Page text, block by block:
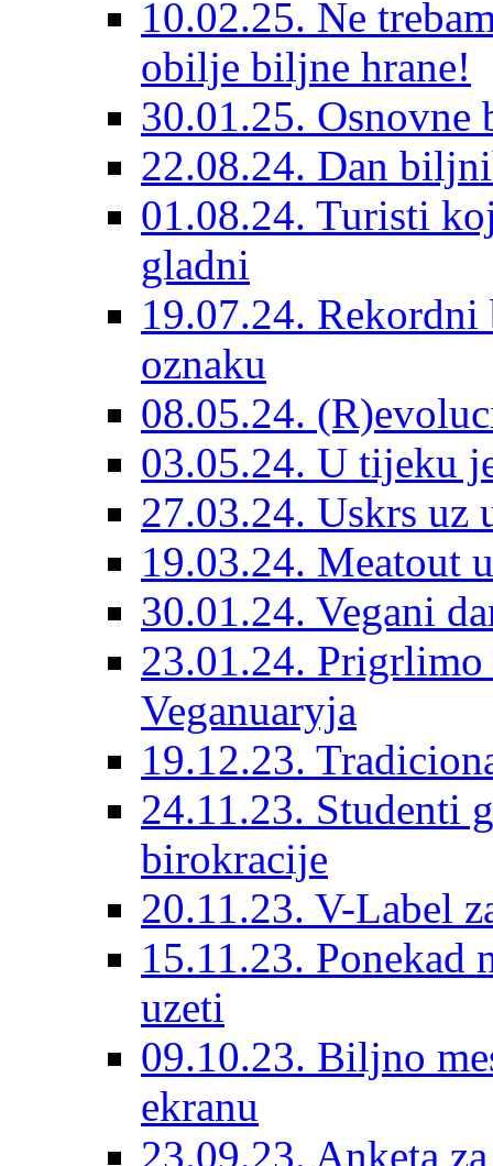
10.02.25. Ne
obilje biljne hrane!
30.01.25. Osnovne
22.08.24. Dan
01.08.24. Turisti
gladni
19.07.24.
oznaku
08.05.24.
03.05.24. U tijeku
27.03.24. Uskrs uz
19.03.24. Meatout
30.01.24. Vegani
23.01.24.
Veganuaryja
19.12.23.
24.11.23. Studenti
birokracije
20.11.23. V-Label
15.11.23. Ponekad
uzeti
09.10.23. Biljno
ekranu
23.09.23. Anketa